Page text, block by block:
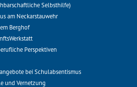
Selbsthilfe)
am Neckarstauwehr
Berghof
Perspektiven
bei Schulabsentismus
und Vernetzung